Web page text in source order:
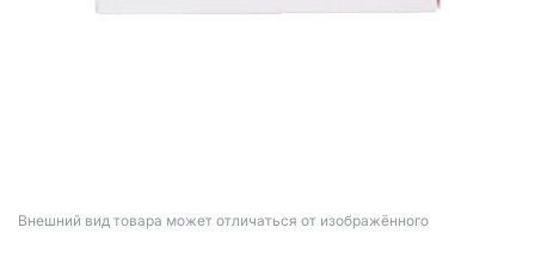
Bнешний вид товара может отличаться от изображённого